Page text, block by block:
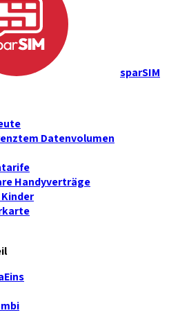
sparSIM
Datenvolumen
Handyverträge